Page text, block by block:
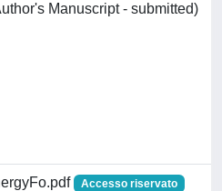
Manuscript - submitted)
Accesso riservato